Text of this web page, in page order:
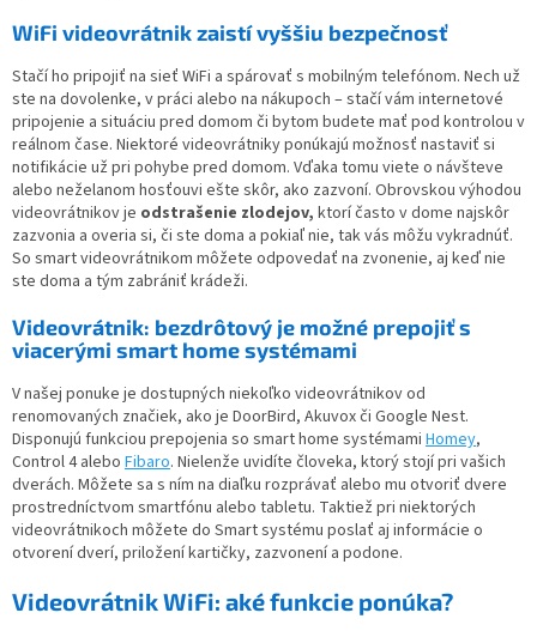
WiFi videovrátnik zaistí vyššiu bezpečnosť
Stačí ho pripojiť na sieť WiFi a spárovať s mobilným telefónom. Nech už
ste na dovolenke, v práci alebo na nákupoch – stačí vám internetové
pripojenie a situáciu pred domom či bytom budete mať pod kontrolou v
reálnom čase. Niektoré videovrátniky ponúkajú možnosť nastaviť si
notifikácie už pri pohybe pred domom. Vďaka tomu viete o návšteve
alebo neželanom hosťouvi ešte skôr, ako zazvoní. Obrovskou výhodou
videovrátnikov je odstrašenie zlodejov, ktorí často v dome najskôr
zazvonia a overia si, či ste doma a pokiaľ nie, tak vás môžu vykradnúť.
So smart videovrátnikom môžete odpovedať na zvonenie, aj keď nie
ste doma a tým zabrániť krádeži.
Videovrátnik: bezdrôtový je možné prepojiť s
viacerými smart home systémami
V našej ponuke je dostupných niekoľko videovrátnikov od
renomovaných značiek, ako je DoorBird, Akuvox či Google Nest.
Disponujú funkciou prepojenia so smart home systémami Homey,
Control 4 alebo Fibaro. Nielenže uvidíte človeka, ktorý stojí pri vašich
dverách. Môžete sa s ním na diaľku rozprávať alebo mu otvoriť dvere
prostredníctvom smartfónu alebo tabletu. Taktiež pri niektorých
videovrátnikoch môžete do Smart systému poslať aj informácie o
otvorení dverí, priložení kartičky, zazvonení a podone.
Videovrátnik WiFi: aké funkcie ponúka?